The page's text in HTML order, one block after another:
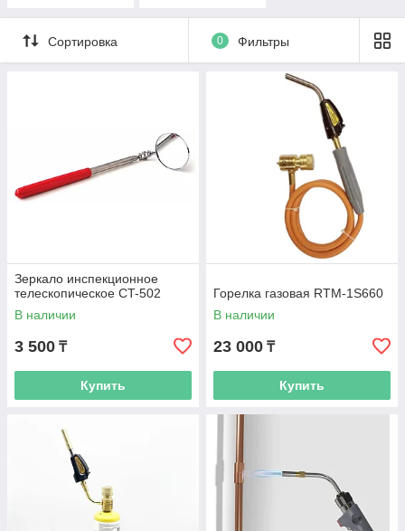
Сортировка 0 Фильтры
Зеркало инспекционное
телескопическое CT-502
В наличии
3 500 ₸
Купить
Горелка газовая RTM-1S660
В наличии
23 000 ₸
Купить